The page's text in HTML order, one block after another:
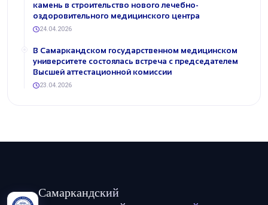
камень в строительство нового лечебно-
оздоровительного медицинского центра
24.04.2026
В Самаркандском государственном медицинском
университете состоялась встреча с председателем
Высшей аттестационной комиссии
23.04.2026
Самаркандский